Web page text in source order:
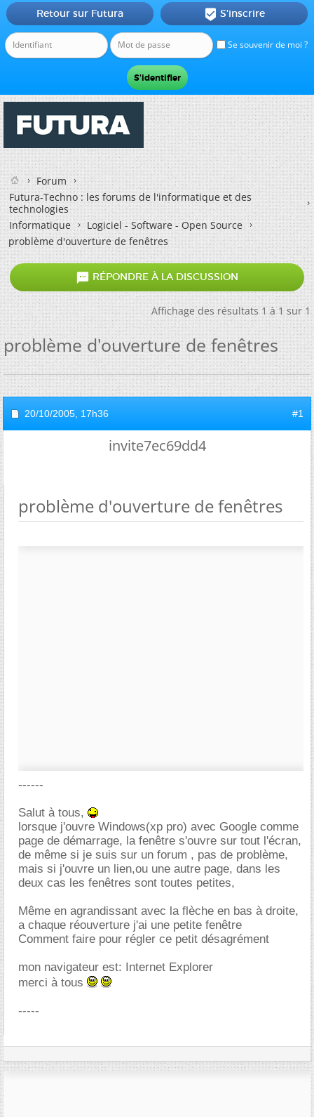
Se souvenir de moi ?
Retour sur Futura  S'inscrire
Forum
Futura-Techno : les forums de l'informatique et des
technologies
Informatique
Logiciel - Software - Open Source
problème d'ouverture de fenêtres
 RÉPONDRE À LA DISCUSSION
Affichage des résultats 1 à 1 sur 1
problème d'ouverture de fenêtres
20/10/2005, 17h36 #1
invite7ec69dd4
problème d'ouverture de fenêtres
------
Salut à tous,
lorsque j'ouvre Windows(xp pro) avec Google comme
page de démarrage, la fenêtre s'ouvre sur tout l'écran,
de même si je suis sur un forum , pas de problème,
mais si j'ouvre un lien,ou une autre page, dans les
deux cas les fenêtres sont toutes petites,
Même en agrandissant avec la flèche en bas à droite,
a chaque réouverture j'ai une petite fenêtre
Comment faire pour régler ce petit désagrément
mon navigateur est: Internet Explorer
merci à tous
-----